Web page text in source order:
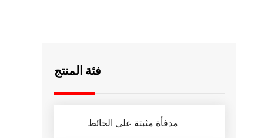
فئة المنتج
مدفأة مثبتة على الحائط